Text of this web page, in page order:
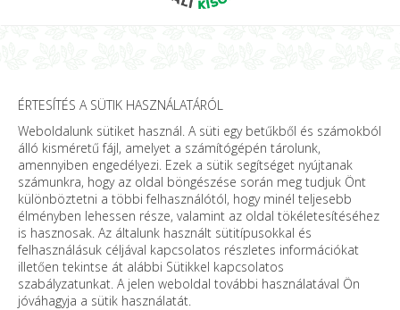
ÉRTESÍTÉS A SÜTIK HASZNÁLATÁRÓL
Weboldalunk sütiket használ. A süti egy betűkből és számokból
álló kisméretű fájl, amelyet a számítógépén tárolunk,
amennyiben engedélyezi. Ezek a sütik segítséget nyújtanak
számunkra, hogy az oldal böngészése során meg tudjuk Önt
különböztetni a többi felhasználótól, hogy minél teljesebb
élményben lehessen része, valamint az oldal tökéletesítéséhez
is hasznosak. Az általunk használt sütitípusokkal és
felhasználásuk céljával kapcsolatos részletes információkat
illetően tekintse át alábbi Sütikkel kapcsolatos
szabályzatunkat. A jelen weboldal további használatával Ön
jóváhagyja a sütik használatát.